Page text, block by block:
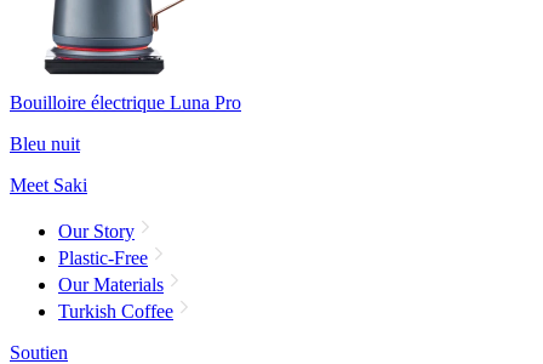
Bouilloire électrique Luna Pro
Bleu nuit
Meet Saki
Our Story
Plastic-Free
Our Materials
Turkish Coffee
Soutien